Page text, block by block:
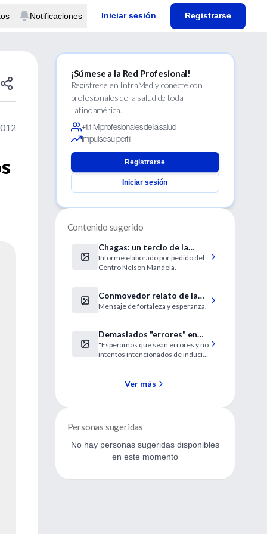
Notificaciones Iniciar sesión Registrarse
¡Súmese a la Red Profesional!
Regístrese en IntraMed y conecte con
profesionales de la salud de toda
Latinoamérica.
+1.1 M profesionales de la salud
Impulse su perfil
Registrarse
Iniciar sesión
Contenido sugerido
Chagas: un tercio de la
población 50/70 años
podría estar infectada
Informe elaborado por pedido del
Centro Nelson Mandela.
Conmovedor relato de la
médica chaqueña que le
ganó a la muerte
Mensaje de fortaleza y esperanza.
Demasiados "errores" en
los CV de los flamantes
médicos
"Esperamos que sean errores y no
intentos intencionados de inducir
Ver más
Personas sugeridas
No hay personas sugeridas disponibles
en este momento